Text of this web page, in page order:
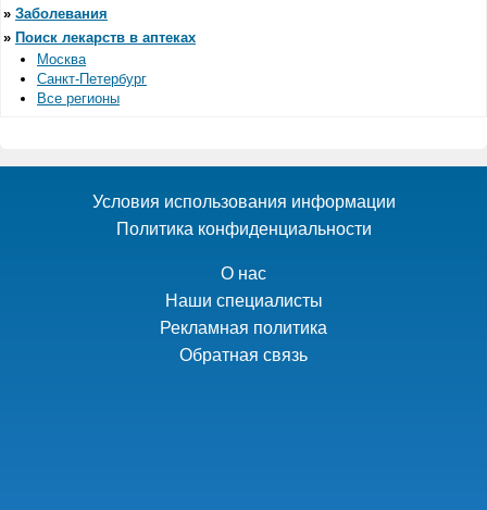
» Заболевания
» Поиск лекарств в аптеках
Москва
Санкт-Петербург
Все регионы
Условия использования информации
Политика конфиденциальности
О нас
Наши специалисты
Рекламная политика
Обратная связь